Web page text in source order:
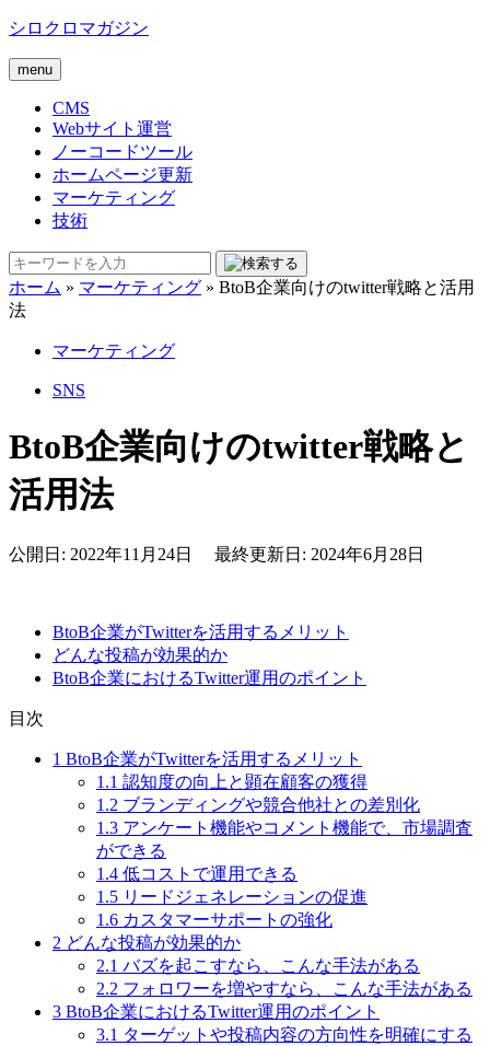
シロクロマガジン
menu
CMS
Webサイト運営
ノーコードツール
ホームページ更新
マーケティング
技術
ホーム » マーケティング » BtoB企業向けのtwitter戦略と活用
法
マーケティング
SNS
BtoB企業向けのtwitter戦略と
活用法
公開日: 2022年11月24日 最終更新日: 2024年6月28日
BtoB企業がTwitterを活用するメリット
どんな投稿が効果的か
BtoB企業におけるTwitter運用のポイント
目次
1 BtoB企業がTwitterを活用するメリット
1.1 認知度の向上と顕在顧客の獲得
1.2 ブランディングや競合他社との差別化
1.3 アンケート機能やコメント機能で、市場調査
ができる
1.4 低コストで運用できる
1.5 リードジェネレーションの促進
1.6 カスタマーサポートの強化
2 どんな投稿が効果的か
2.1 バズを起こすなら、こんな手法がある
2.2 フォロワーを増やすなら、こんな手法がある
3 BtoB企業におけるTwitter運用のポイント
3.1 ターゲットや投稿内容の方向性を明確にする